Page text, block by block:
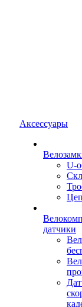
Аксессуары
U-
датчики